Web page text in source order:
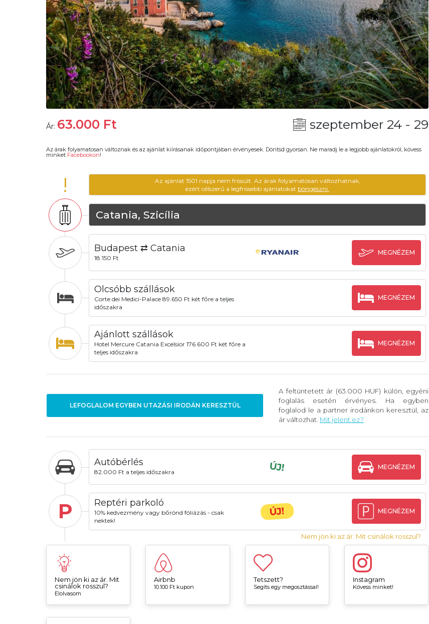
Ár: 63.000 Ft szeptember 24 - 29
Az árak folyamatosan változnak és az ajánlat kiírásanak időpontjában érvényesek. Döntsd gyorsan. Ne maradj le a legjobb ajánlatokról, kövess
minket Facebookon!
!
Az ajánlat 1501 napja nem frissült. Az árak folyamatosan változhatnak,
ezért célszerű a legfrissebb ajánlatokat böngészni.
Catania, Szicília
Budapest ⇄ Catania
18.150 Ft
MEGNÉZEM
Olcsóbb szállások
Corte dei Medici-Palace 89.650 Ft két főre a teljes
időszakra
MEGNÉZEM
Ajánlott szállások
Hotel Mercure Catania Excelsior 176.600 Ft két főre a
teljes időszakra
MEGNÉZEM
LEFOGLALOM EGYBEN UTAZÁSI IRODÁN KERESZTÜL
A feltüntetett ár (63.000 HUF) külön, egyéni
foglalás esetén érvényes. Ha egyben
foglalod le a partner irodánkon keresztül, az
ár változhat. Mit jelent ez?
Autóbérlés
82.000 Ft a teljes időszakra ÚJ! MEGNÉZEM
P Reptéri parkoló
10% kedvezmény vagy bőrönd fóliázás - csak
nektek!
ÚJ! MEGNÉZEM
Nem jön ki az ár. Mit csinálok rosszul?
Nem jön ki az ár. Mit
csinálok rosszul?
Elolvasom
Airbnb
10.100 Ft kupon
Tetszett?
Segíts egy megosztással!
Instagram
Kövess minket!